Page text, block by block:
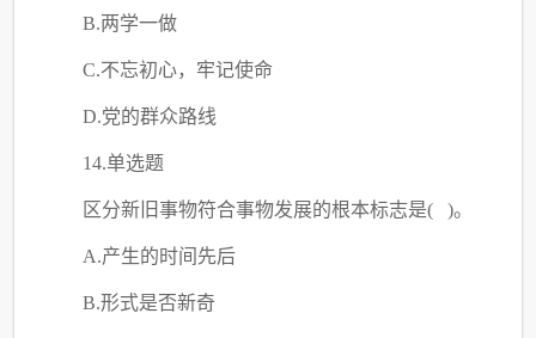
B.两学一做
C.不忘初心，牢记使命
D.党的群众路线
14.单选题
区分新旧事物符合事物发展的根本标志是( )。
A.产生的时间先后
B.形式是否新奇